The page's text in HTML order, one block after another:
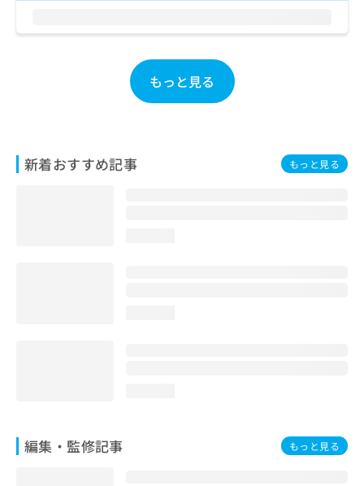
もっと見る
新着おすすめ記事 もっと見る
編集・監修記事 もっと見る
ら